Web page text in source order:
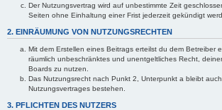
Der Nutzungsvertrag wird auf unbestimmte Zeit
Seiten ohne Einhaltung einer Frist jederzeit gekündigt
2. EINRÄUMUNG VON NUTZUNGSRECHTEN
Mit dem Erstellen eines Beitrags erteilst du dem Betreiber
räumlich unbeschränktes und unentgeltliches Recht,
Boards zu nutzen.
Das Nutzungsrecht nach Punkt 2, Unterpunkt a bleibt
Nutzungsvertrages bestehen.
3. PFLICHTEN DES NUTZERS